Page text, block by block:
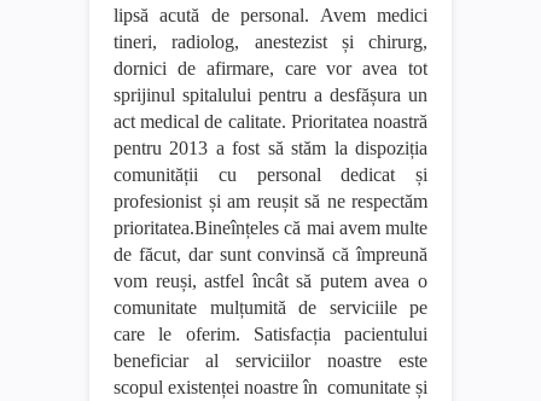
lipsă acută de personal. Avem medici
tineri, radiolog, anestezist și chirurg,
dornici de afirmare, care vor avea tot
sprijinul spitalului pentru a desfășura un
act medical de calitate. Prioritatea noastră
pentru 2013 a fost să stăm la dispoziția
comunității cu personal dedicat și
profesionist și am reușit să ne respectăm
prioritatea.Bineînțeles că mai avem multe
de făcut, dar sunt convinsă că împreună
vom reuși, astfel încât să putem avea o
comunitate mulțumită de serviciile pe
care le oferim. Satisfacția pacientului
beneficiar al serviciilor noastre este
scopul existenței noastre în comunitate și